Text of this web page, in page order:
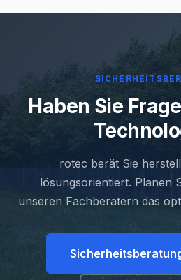
Haben Sie
rotec berät Sie
lösungsorientiert. Planen
unseren Fachberatern das